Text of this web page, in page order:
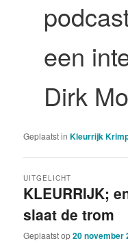
een
Dirk
Geplaatst in Kleurrijk
KLEURRIJK;
slaat de trom
UITGELICHT
Geplaatst op20 november